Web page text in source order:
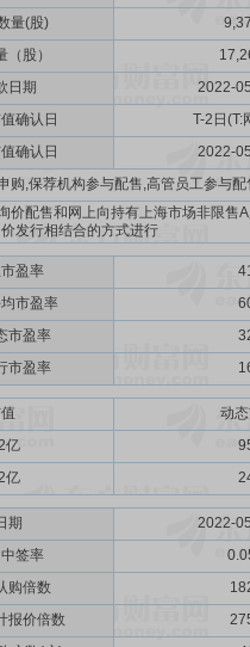
量(股)
股）
日期
2022-
确认日
T-2日(T:
确认日 2022-
购,保荐机构参与配售,高管员工参与配
配售和网上向持有上海市场非限售
发行相结合的方式进行
盈率
市盈率
市盈率
市盈率
动
亿
亿
期
2022-
签率
购倍数
报价倍数